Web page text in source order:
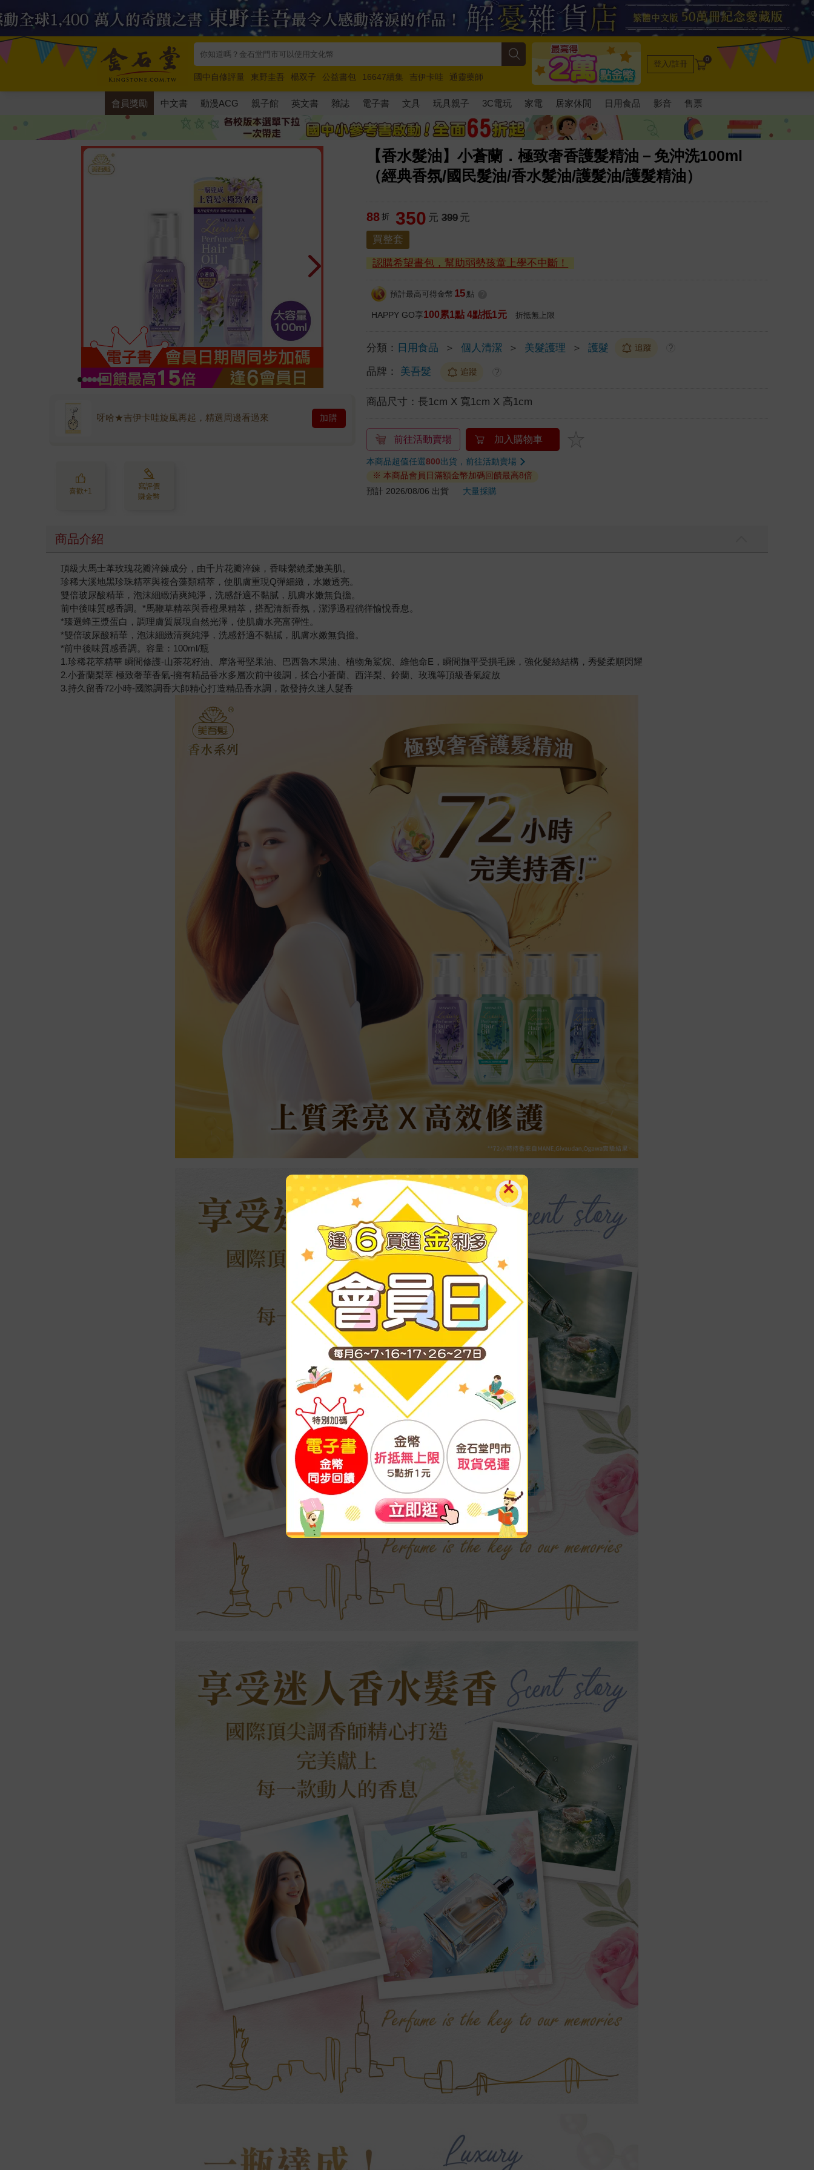
國中自修評量 東野圭吾 楊双子 公益書包 16647續集 吉伊卡哇
通靈藥師
唯紅花綻放
奧德賽 路邊攤新作 馬斯克 玩具總動員5 超慢跑
登入/註冊 0
會員獎勵 中文書 動漫ACG 親子館 英文書 雜誌 電子書 文具 玩具親子 3C電玩 家電 居家休閒 日用食品 影音 售票
【香水髮油】小蒼蘭．極致奢香護髮精油－免沖洗100ml
（經典香氛/國民髮油/香水髮油/護髮油/護髮精油）
呀哈★吉伊卡哇旋風再起，精選周邊看過來 加購
喜歡+1
寫評價
賺金幣
88 折 350 元 399 元
買整套
認購希望書包，幫助弱勢孩童上學不中斷！
預計最高可得金幣 15 點
HAPPY GO享100累1點 4點抵1元 折抵無上限
分類： 日用食品 ＞ 個人清潔 ＞ 美髮護理 ＞ 護髮 追蹤 ?
品牌： 美吾髮 追蹤 ?
商品尺寸：長1cm X 寬1cm X 高1cm
前往活動賣場 加入購物車
本商品超值任選800出貨，前往活動賣場
※ 本商品會員日滿額金幣加碼回饋最高8倍
預計 2026/08/06 出貨
大量採購
商品介紹
頂級大馬士革玫瑰花瓣淬鍊成分，由千片花瓣淬鍊，香味縈繞柔嫩美肌。
珍稀大溪地黑珍珠精萃與複合藻類精萃，使肌膚重現Q彈細緻，水嫩透亮。
雙倍玻尿酸精華，泡沫細緻清爽純淨，洗感舒適不黏膩，肌膚水嫩無負擔。
前中後味質感香調。*馬鞭草精萃與香橙果精萃，搭配清新香氛，潔淨過程徜徉愉悅香息。
*臻選蜂王漿蛋白，調理膚質展現自然光澤，使肌膚水亮富彈性。
*雙倍玻尿酸精華，泡沫細緻清爽純淨，洗感舒適不黏膩，肌膚水嫩無負擔。
*前中後味質感香調。容量：100ml/瓶
1.珍稀花萃精華 瞬間修護-山茶花籽油、摩洛哥堅果油、巴西魯木果油、植物角鯊烷、維他命E，瞬間撫平受損毛躁，強化髮絲結構，秀髮柔順閃耀
2.小蒼蘭梨萃 極致奢華香氣-擁有精品香水多層次前中後調，揉合小蒼蘭、西洋梨、鈴蘭、玫瑰等頂級香氣綻放
3.持久留香72小時-國際調香大師精心打造精品香水調，散發持久迷人髮香